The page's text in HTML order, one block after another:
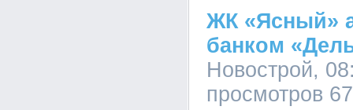
ЖК «Ясный»
банком
Новострой,
просмотров